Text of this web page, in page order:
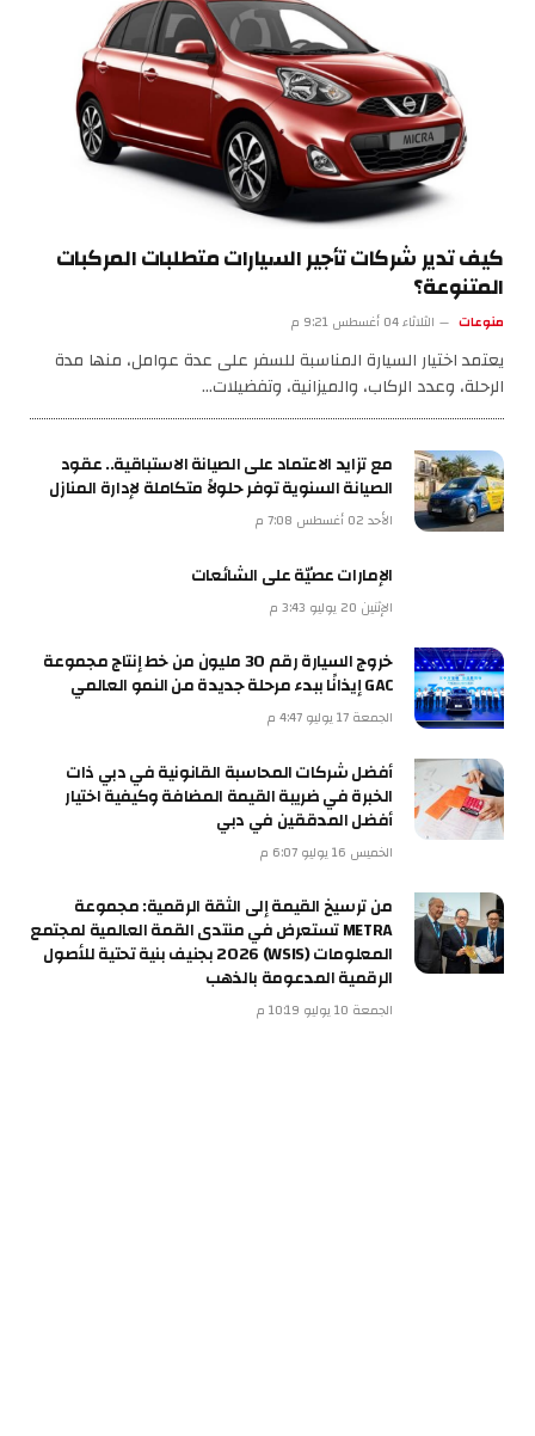
كيف تدير شركات تأجير السيارات متطلبات المركبات
المتنوعة؟
منوعات الثلاثاء 04 أغسطس 9:21 م
يعتمد اختيار السيارة المناسبة للسفر على عدة عوامل، منها مدة
الرحلة، وعدد الركاب، والميزانية، وتفضيلات…
مع تزايد الاعتماد على الصيانة الاستباقية.. عقود
الصيانة السنوية توفر حلولاً متكاملة لإدارة المنازل
الأحد 02 أغسطس 7:08 م
الإمارات عصيّة على الشائعات
الإثنين 20 يوليو 3:43 م
خروج السيارة رقم 30 مليون من خط إنتاج مجموعة
GAC إيذانًا ببدء مرحلة جديدة من النمو العالمي
الجمعة 17 يوليو 4:47 م
أفضل شركات المحاسبة القانونية في دبي ذات
الخبرة في ضريبة القيمة المضافة وكيفية اختيار
أفضل المدققين في دبي
الخميس 16 يوليو 6:07 م
من ترسيخ القيمة إلى الثقة الرقمية: مجموعة
METRA تستعرض في منتدى القمة العالمية لمجتمع
المعلومات (WSIS) 2026 بجنيف بنية تحتية للأصول
الرقمية المدعومة بالذهب
الجمعة 10 يوليو 10:19 م